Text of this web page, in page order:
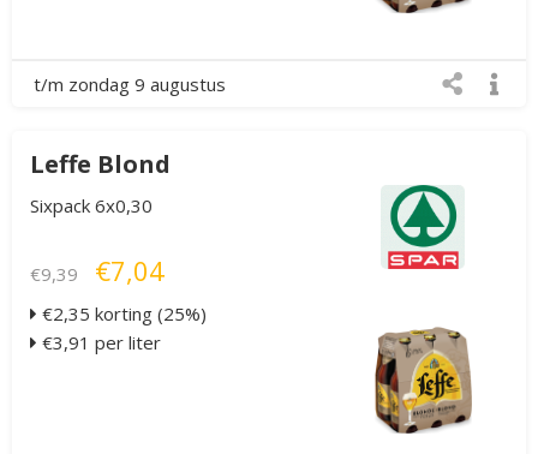
t/m zondag 9 augustus
Leffe Blond
Sixpack 6x0,30
€9,39 €7,04
€2,35 korting (25%)
€3,91 per liter